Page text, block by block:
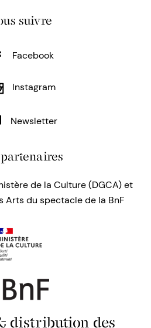
suivre
Facebook
Instagram
Newsletter
de la Culture (DGCA) et
Arts du spectacle de la BnF
distribution des